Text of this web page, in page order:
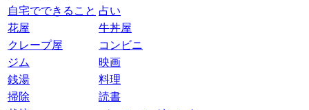
自宅でできること 占い
花屋
牛丼屋
クレープ屋
コンビニ
ジム
映画
銭湯
料理
掃除
読書